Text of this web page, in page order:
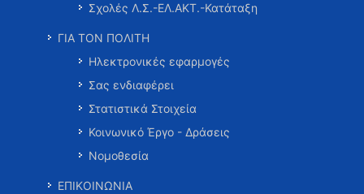
Σχολές Λ.Σ.-ΕΛ.ΑΚΤ.-Κατάταξη
ΓΙΑ ΤΟΝ ΠΟΛΙΤΗ
Ηλεκτρονικές εφαρμογές
Σας ενδιαφέρει
Στατιστικά Στοιχεία
Κοινωνικό Έργο - Δράσεις
Νομοθεσία
ΕΠΙΚΟΙΝΩΝΙΑ